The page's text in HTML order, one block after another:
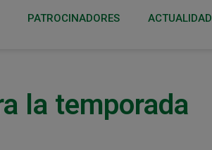
PATROCINADORES ACTUALIDAD
la temporada